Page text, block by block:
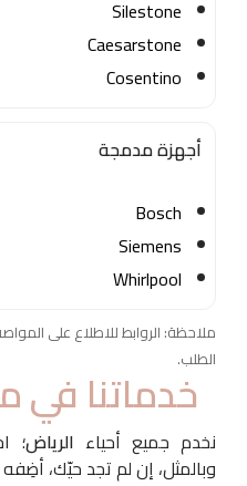
Silestone
Caesarstone
Cosentino
أجهزة مدمجة
Bosch
Siemens
Whirlpool
ملاحظة: الروابط للاطلاع على
الطلب.خدماتنا في
نخدم جميع أحياء الرياض؛
وبالمثل، إن لم تجد حيّك،